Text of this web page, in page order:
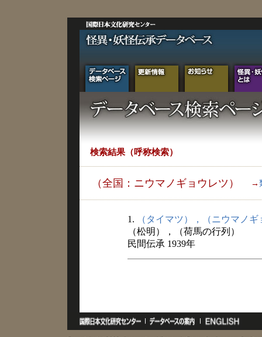
検索結果（呼称検索）
（全国：ニウマノギョウレツ） →
1.
（タイマツ），（ニウマノ
（松明），（荷馬の行列）
民間伝承 1939年